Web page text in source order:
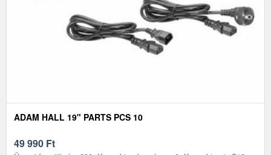
ADAM HALL 19" PARTS PCS 10
49 990 Ft